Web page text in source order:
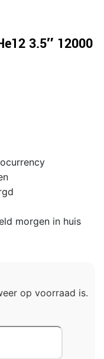
3.5″ 12000
morgen in huis
op voorraad is.